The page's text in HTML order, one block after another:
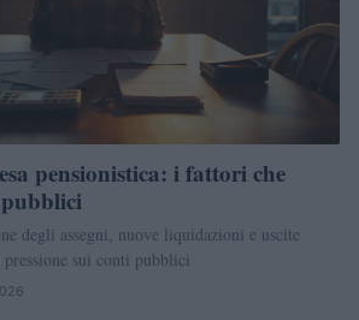
pensionistica: i fattori che
degli assegni, nuove liquidazioni e uscite
sui conti pubblici